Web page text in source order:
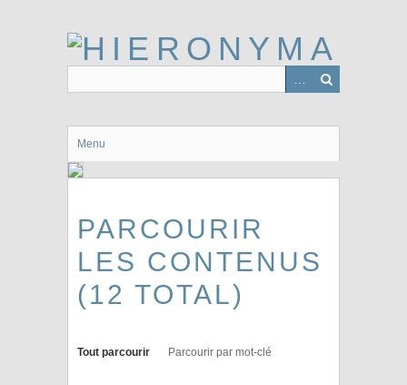
Menu
PARCOURIR
LES CONTENUS
(12 TOTAL)
Tout parcourir Parcourir par mot-clé